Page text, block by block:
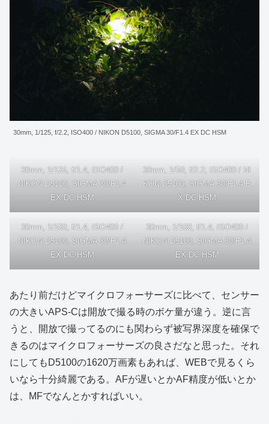
30mm, 1/125, f/2.2, ISO400 / NIKON D5100, SIGMA 30/F1.4 EX DC HSM
30mm, 1/125, f/1.4, ISO400 /
NIKON D5100, SIGMA 30/F1.4
EX DC HSM
30mm, 1/50, f/2.2, ISO400 / NI
KON D5100, SIGMA 30/F1.4 E
X DC HSM
30mm, 1/100, f/1.4, ISO400 /
NIKON D5100, SIGMA 30/F1.4
EX DC HSM
30mm, 1/100, f/1.4, ISO400 /
NIKON D5100, SIGMA 30/F1.4
EX DC HSM
あたり前だけどマイクロフォーサーズに比べて、センサー
の大きいAPS-Cは開放で撮る時のボケ量が違う。逆に言
うと、開放で撮ってるのにも関わらず被写界深度を確保で
きるのはマイクロフォーサーズの良さだなと思った。それ
にしてもD5100の1620万画素もあれば、WEBで見るくら
いなら十分綺麗である。AFが遅いとかAF精度が低いとか
は、MFでなんとかすればいい。